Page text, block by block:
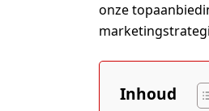
onze
Inhoud